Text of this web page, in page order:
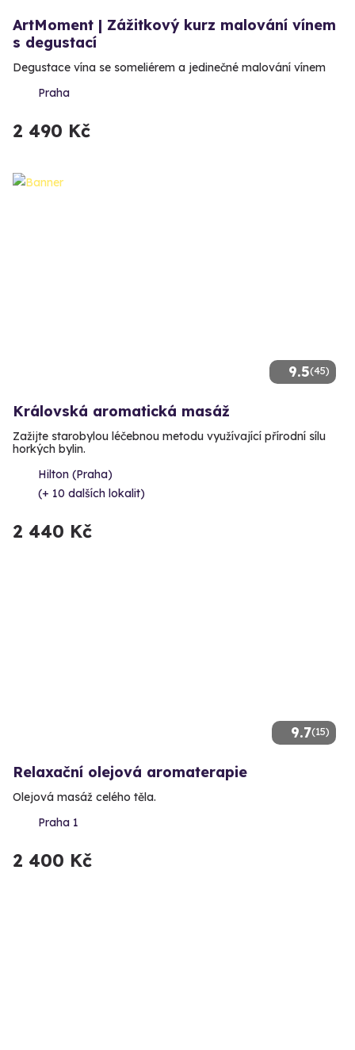
ArtMoment | Zážitkový kurz malování vínem
s degustací
Degustace vína se someliérem a jedinečné malování vínem
Praha
2 490 Kč
9.5(45)
Královská aromatická masáž
Zažijte starobylou léčebnou metodu využívající přírodní sílu
horkých bylin.
Hilton (Praha)
(+ 10 dalších lokalit)
2 440 Kč
9.7(15)
Relaxační olejová aromaterapie
Olejová masáž celého těla.
Praha 1
2 400 Kč